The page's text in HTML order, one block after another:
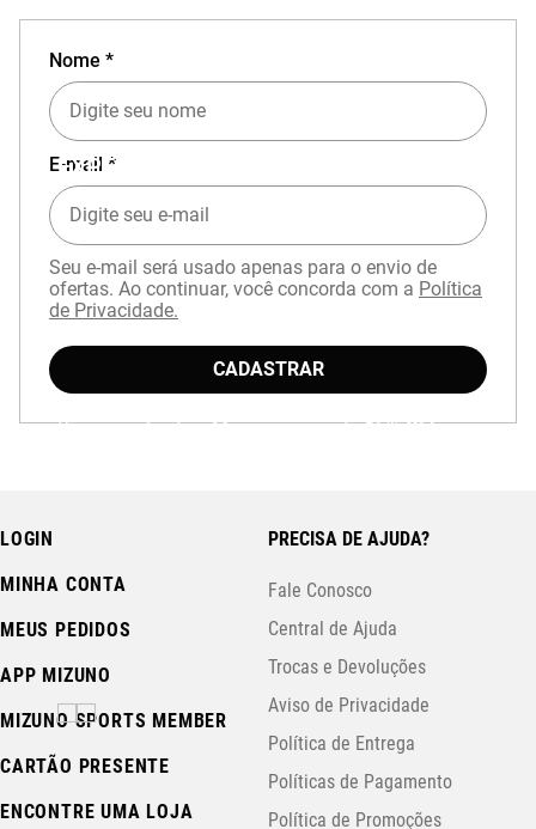
EXPERIÊNCIA MIZUNO NO APP
Baixe o aplicativo Mizuno e garanta15% OFF
Nome *
E-mail *
Seu e-mail será usado apenas para o envio de
ofertas. Ao continuar, você concorda com a Política
de Privacidade.
CADASTRAR
LOGIN
MINHA CONTA
MEUS PEDIDOS
APP MIZUNO
MIZUNO SPORTS MEMBER
CARTÃO PRESENTE
ENCONTRE UMA LOJA
PRECISA DE AJUDA?
Fale Conosco
Central de Ajuda
Trocas e Devoluções
Aviso de Privacidade
Política de Entrega
Políticas de Pagamento
Política de Promoções